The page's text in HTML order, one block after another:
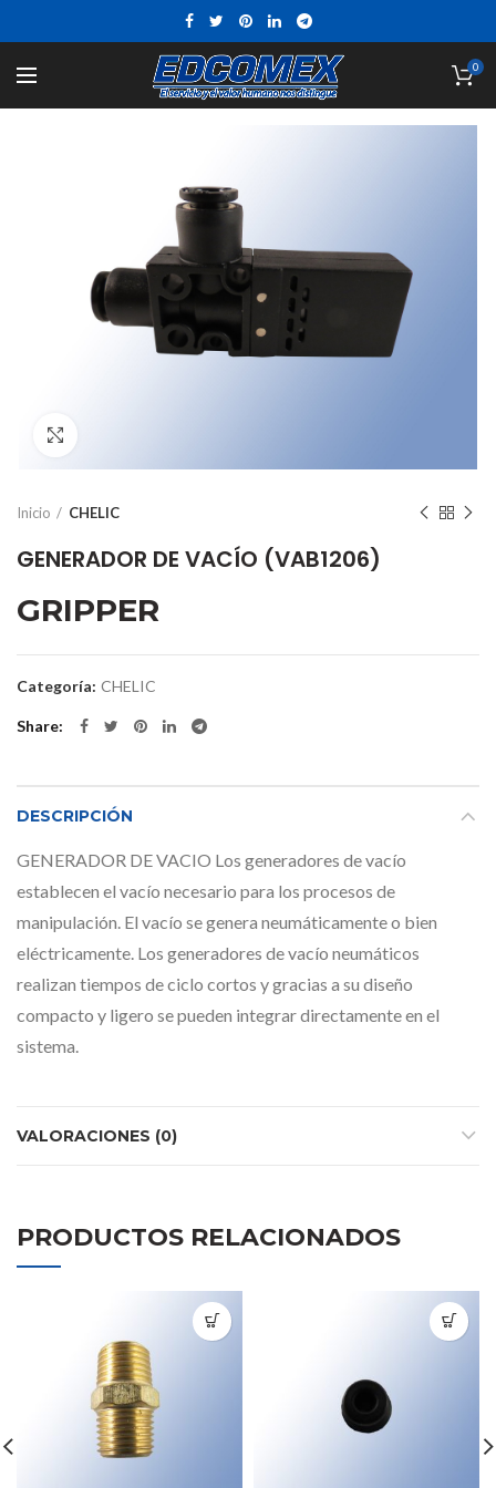
0
Inicio CHELIC
GENERADOR DE VACÍO (VAB1206)
GRIPPER
Categoría: CHELIC
Share
DESCRIPCIÓN
GENERADOR DE VACIO Los generadores de vacío
establecen el vacío necesario para los procesos de
manipulación. El vacío se genera neumáticamente o bien
eléctricamente. Los generadores de vacío neumáticos
realizan tiempos de ciclo cortos y gracias a su diseño
compacto y ligero se pueden integrar directamente en el
sistema.
VALORACIONES (0)
PRODUCTOS RELACIONADOS